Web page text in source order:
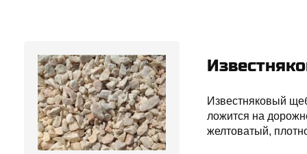
Известняковый
ложится на
желтоватый,